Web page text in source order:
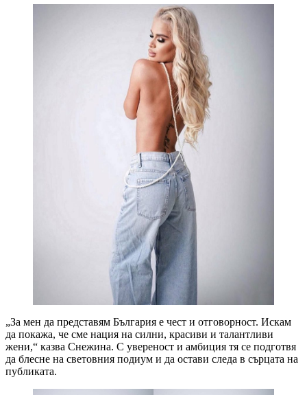
„За мен да представям България е чест и отговорност. Искам
да покажа, че сме нация на силни, красиви и талантливи
жени,“ казва Снежина. С увереност и амбиция тя се подготвя
да блесне на световния подиум и да остави следа в сърцата на
публиката.